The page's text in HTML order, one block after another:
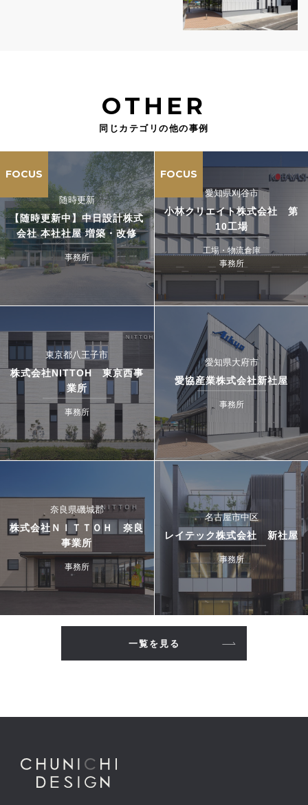
OTHER
同じカテゴリの他の事例
FOCUS
随時更新
【随時更新中】中日設計株式
会社 本社社屋 増築・改修
事務所
FOCUS
愛知県刈谷市
小林クリエイト株式会社 第
10工場
工場・物流倉庫
事務所
東京都八王子市
株式会社NITTOH 東京西事
業所
事務所
愛知県大府市
愛協産業株式会社新社屋
事務所
奈良県磯城郡
株式会社ＮＩＴＴＯＨ 奈良
事業所
事務所
名古屋市中区
レイテック株式会社 新社屋
事務所
一覧を見る